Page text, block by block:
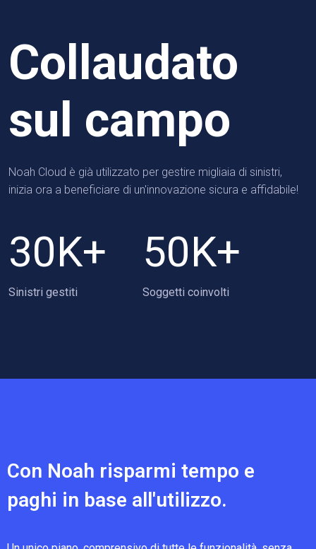
Collaudato
sul campo
Noah Cloud è già utilizzato per gestire migliaia di sinistri,
inizia ora a beneficiare di un'innovazione sicura e affidabile!
30K+
Sinistri gestiti
50K+
Soggetti coinvolti
Con Noah risparmi tempo e
paghi in base all'utilizzo.